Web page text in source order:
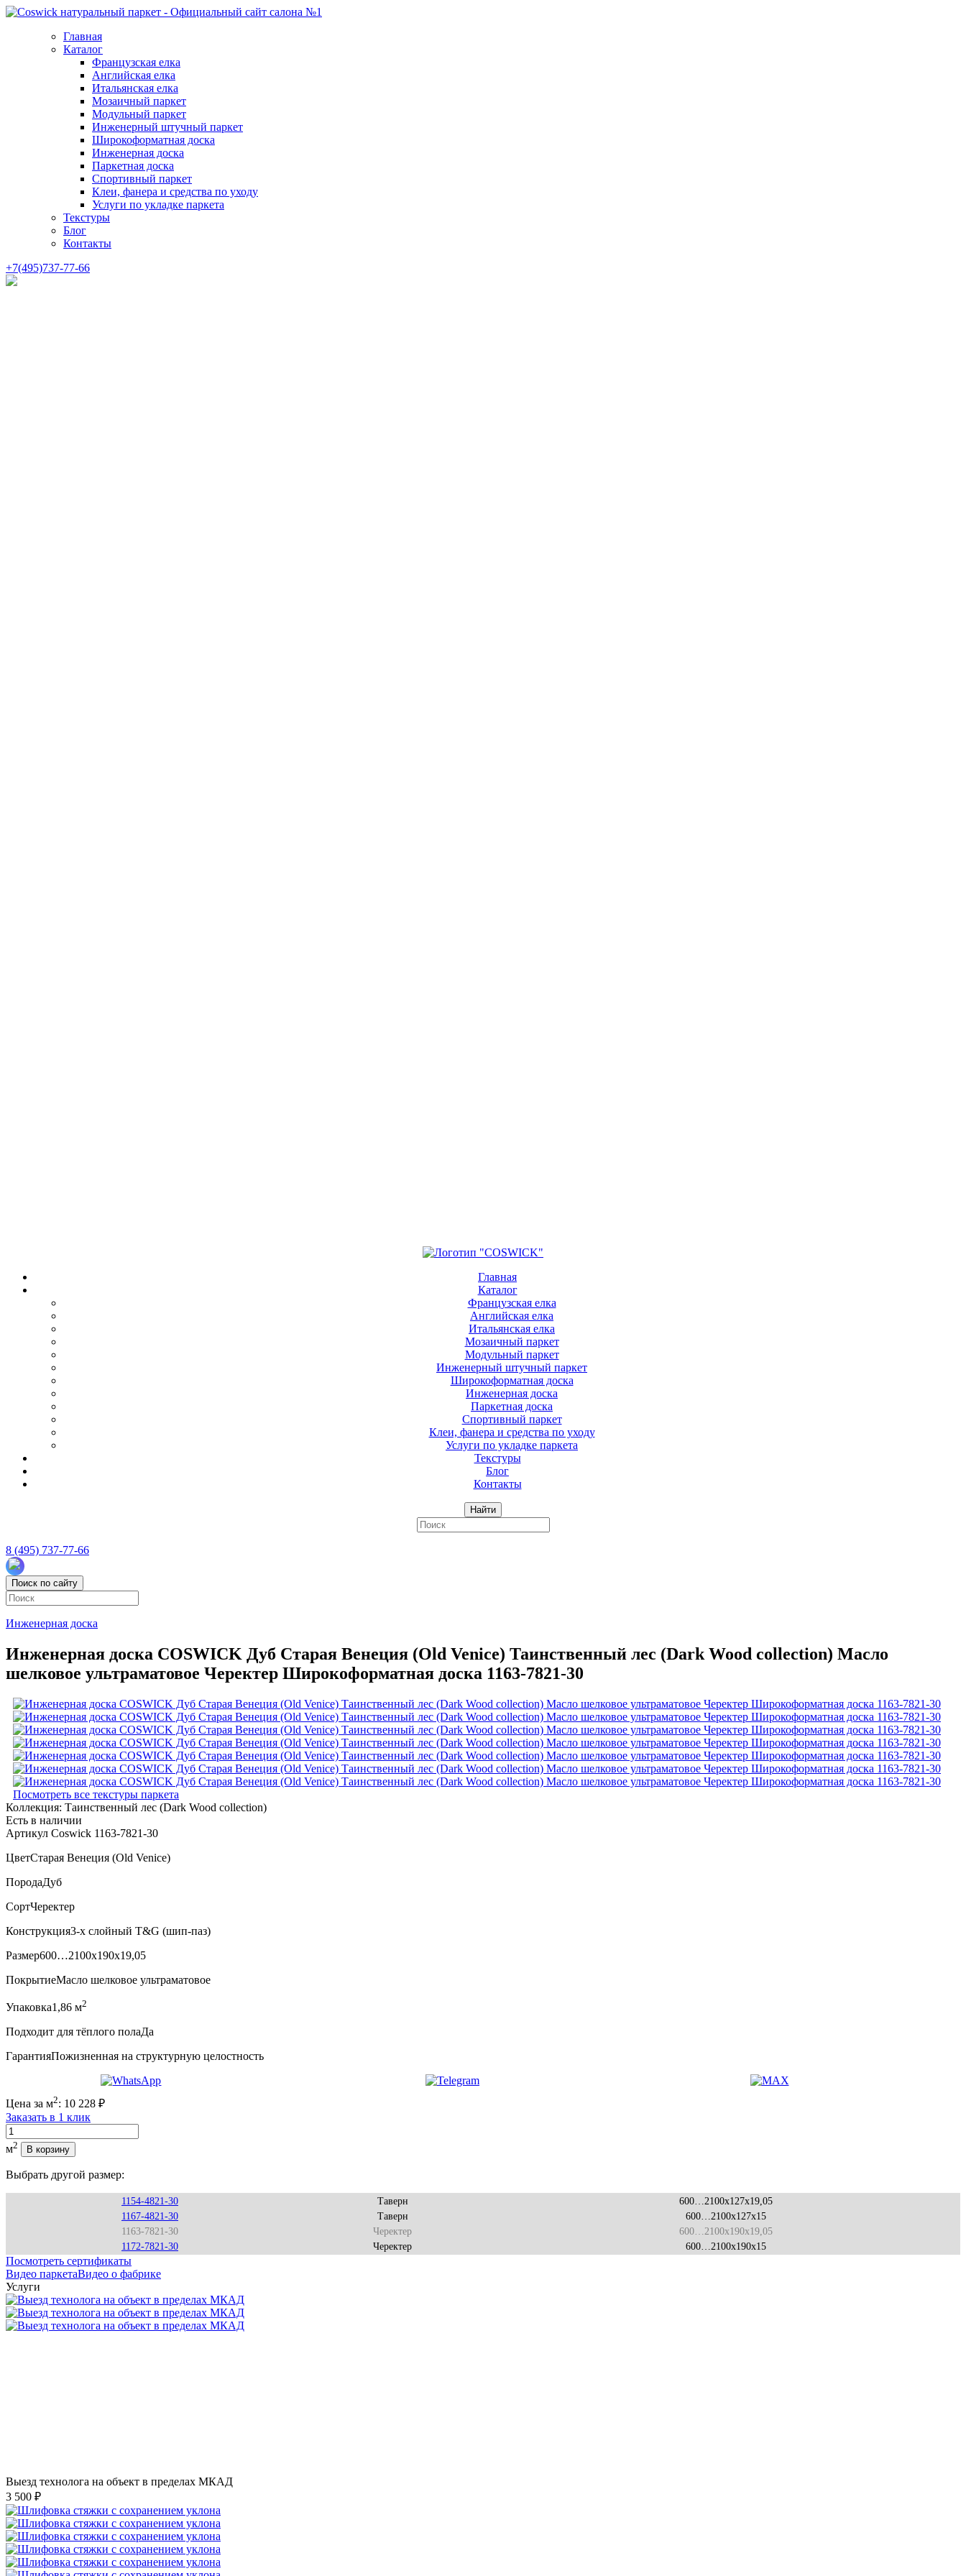
Главная
Каталог
Французская елка
Английская елка
Итальянская елка
Мозаичный паркет
Модульный паркет
Инженерный штучный паркет
Широкоформатная доска
Инженерная доска
Паркетная доска
Спортивный паркет
Клеи, фанера и средства по уходу
Услуги по укладке паркета
Текстуры
Блог
Контакты
+7(495)737-77-66
Главная
Каталог
Французская елка
Английская елка
Итальянская елка
Мозаичный паркет
Модульный паркет
Инженерный штучный паркет
Широкоформатная доска
Инженерная доска
Паркетная доска
Спортивный паркет
Клеи, фанера и средства по уходу
Услуги по укладке паркета
Текстуры
Блог
Контакты
Найти
8 (495) 737-77-66
Поиск по сайту
Инженерная доска
Инженерная доска COSWICK Дуб Старая Венеция (Old Venice) Таинственный лес (Dark Wood collection) Масло
шелковое ультраматовое Черектер Широкоформатная доска 1163-7821-30
Посмотреть все текстуры паркета
Коллекция: Таинственный лес (Dark Wood collection)
Есть в наличии
Артикул Coswick 1163-7821-30
ЦветСтарая Венеция (Old Venice)
ПородаДуб
СортЧеректер
Конструкция3-х слойный T&G (шип-паз)
Размер600…2100x190x19,05
ПокрытиеМасло шелковое ультраматовое
Упаковка1,86 м2
Подходит для тёплого полаДа
ГарантияПожизненная на структурную целостность
Цена за м2: 10 228 ₽
Заказать в 1 клик
Количество
м2 В корзину
Выбрать другой размер:
1154-4821-30 Таверн
600…2100x127x19,05
1167-4821-30
Таверн
600…2100x127x15
1163-7821-30
Черектер
600…2100x190x19,05
1172-7821-30
Черектер 600…2100x190x15
Посмотреть сертификаты
Видео паркетаВидео о фабрике
Услуги
Выезд технолога на объект в пределах МКАД
3 500 ₽